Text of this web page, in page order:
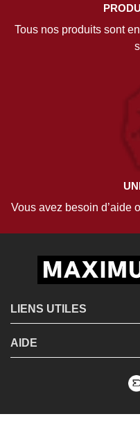
Tous nos produits sont
Vous avez besoin d’aide
LIENS UTILES
AIDE